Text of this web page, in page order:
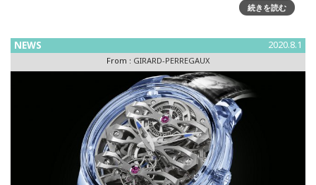
2020年8月26日 - ヴィンテージ1945 インフィニティ エディ
続きを読む
NEWS 2020.8.1
From : GIRARD-PERREGAUX